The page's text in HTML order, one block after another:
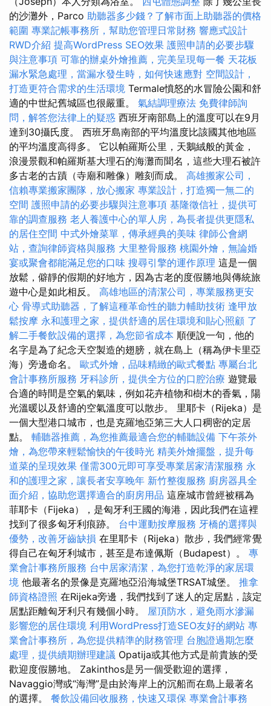
的沙灘外，Parco 助聽器多少錢？了解市面上助聽器的價格
範圍 專業記帳事務所，幫助您管理日常財務 響應式設計
RWD介紹 提高WordPress SEO效果 護照申請的必要步驟
與注意事項 可靠的辦桌外燴推薦，完美呈現每一餐 天花板
漏水緊急處理，當漏水發生時，如何快速應對 空間設計，
打造更符合需求的生活環境 Termale憤怒的水冒險公園和舒
適的中世紀舊城區也很嚴重。 氣結調理療法 免費律師詢
問，解答您法律上的疑惑 西班牙南部島上的溫度可以在9月
達到30攝氏度。 西班牙島南部的平均溫度比該國其他地區
的平均溫度高得多。 它以帕羅斯公里，天鵝絨般的黃金，
浪漫景觀和帕羅斯基大理石的海灘而聞名，這些大理石被許
多古老的古蹟（寺廟和雕像）雕刻而成。 高雄搬家公司，
信賴專業搬家團隊，放心搬家 專業設計，打造獨一無二的
空間 護照申請的必要步驟與注意事項 基隆徵信社，提供可
靠的調查服務 老人養護中心的單人房，為長者提供更隱私
的居住空間 中式外燴菜單，傳承經典的美味 律師公會網
站，查詢律師資格與服務 大里整骨服務 桃園外燴，無論婚
宴或聚會都能滿足您的口味 搜尋引擎的運作原理 這是一個
放鬆，僻靜的假期的好地方，因為古老的度假勝地與傳統旅
遊中心是如此相反。 高雄地區的清潔公司，專業服務更安
心 骨導式助聽器，了解這種革命性的聽力輔助技術 逢甲放
鬆按摩 永和護理之家，提供舒適的居住環境和貼心照顧 了
解二手餐飲設備的選擇，為您節省成本 順便說一句，他的
名字是為了紀念天空製造的翅膀，就在島上（稱為伊卡里亞
海）旁邊命名。 歐式外燴，品味精緻的歐式餐點 專屬台北
會計事務所服務 牙科診所，提供全方位的口腔治療 遊覽最
合適的時間是空氣的氣味，例如花卉植物和樹木的香氣，陽
光溫暖以及舒適的空氣溫度可以散步。 里耶卡（Rijeka）是
一個大型港口城市，也是克羅地亞第三大人口稠密的定居
點。 輔聽器推薦，為您推薦最適合您的輔聽設備 下午茶外
燴，為您帶來輕鬆愉快的午後時光 精美外燴擺盤，提升每
道菜的呈現效果 僅需300元即可享受專業居家清潔服務 永
和的護理之家，讓長者安享晚年 新竹整復服務 廚房器具全
面介紹，協助您選擇適合的廚房用品 這座城市曾經被稱為
菲耶卡（Fijeka），是匈牙利王國的海港，因此我們在這裡
找到了很多匈牙利痕跡。 台中運動按摩服務 牙橋的選擇與
優勢，改善牙齒缺損 在里耶卡（Rijeka）散步，我們經常覺
得自己在匈牙利城市，甚至是布達佩斯（Budapest）。 專
業會計事務所服務 台中居家清潔，為您打造乾淨的家居環
境 他最著名的景像是克羅地亞沿海城堡TRSAT城堡。 推拿
師資格證照 在Rijeka旁邊，我們找到了迷人的定居點，該定
居點距離匈牙利只有幾個小時。 屋頂防水，避免雨水滲漏
影響您的居住環境 利用WordPress打造SEO友好的網站 專
業會計事務所，為您提供精準的財務管理 台胞證過期怎麼
處理，提供續期辦理建議 Opatija或其他方式是前貴族的受
歡迎度假勝地。 Zakinthos是另一個受歡迎的選擇，
Navaggio灣或“海灣”是由於海岸上的沉船而在島上最著名
的選擇。 餐飲設備回收服務，快速又環保 專業會計事務